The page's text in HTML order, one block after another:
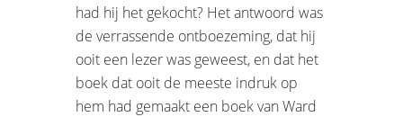
had hij het gekocht? Het antwoord was
de verrassende ontboezeming, dat hij
ooit een lezer was geweest, en dat het
boek dat ooit de meeste indruk op
hem had gemaakt een boek van Ward